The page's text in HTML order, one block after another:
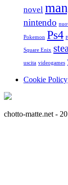
novel
nintendo
Pokemon Ps4
Square Enix
uscita videogames
Cookie Policy
chotto-matte.net -